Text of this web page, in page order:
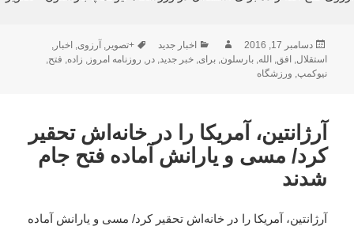
ارسال
شده
در
دسامبر 17, 2016 نویسندهدسته‌ها
اخبار جدید برچسب‌ها
+تصویر, آرزوی, اخبار,
استقلال, افق, الله,بارسلون,برای,خبر جدید,در, روزنامه امروز, زاده, فتح,
نیوکمپ, ورزشگاه
آرژانتین، آمریکا را در خانه‌اش تحقیر
کرد/ مسی و یارانش آماده فتح جام
شدند
آرژانتین، آمریکا را در خانه‌اش تحقیر کرد/ مسی و یارانش آماده